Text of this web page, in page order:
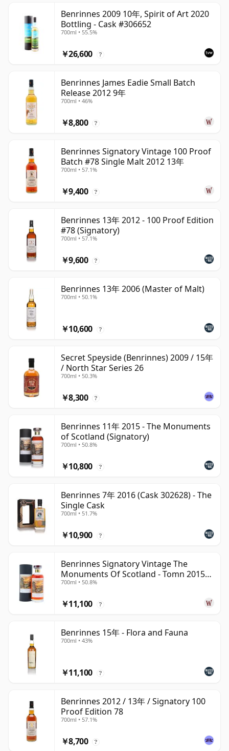
Benrinnes 2009 10年, Spirit of Art 2020
Bottling - Cask #306652
700ml • 55.5%
￥26,600 ?
Benrinnes James Eadie Small Batch
Release 2012 9年
700ml • 46%
￥8,800 ?
Benrinnes Signatory Vintage 100 Proof
Batch #78 Single Malt 2012 13年
700ml • 57.1%
￥9,400 ?
Benrinnes 13年 2012 - 100 Proof Edition
#78 (Signatory)
700ml • 57.1%
￥9,600 ?
Benrinnes 13年 2006 (Master of Malt)
700ml • 50.1%
￥10,600 ?
Secret Speyside (Benrinnes) 2009 / 15年
/ North Star Series 26
700ml • 50.3%
￥8,300 ?
Benrinnes 11年 2015 - The Monuments
of Scotland (Signatory)
700ml • 50.8%
￥10,800 ?
Benrinnes 7年 2016 (Cask 302628) - The
Single Cask
700ml • 51.7%
￥10,900 ?
Benrinnes Signatory Vintage The
Monuments Of Scotland - Tomn 2015
11年
700ml • 50.8%
￥11,100 ?
Benrinnes 15年 - Flora and Fauna
700ml • 43%
￥11,100 ?
Benrinnes 2012 / 13年 / Signatory 100
Proof Edition 78
700ml • 57.1%
￥8,700 ?